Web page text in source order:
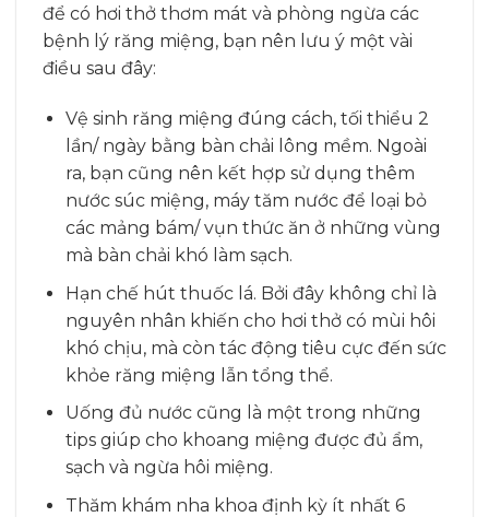
để có hơi thở thơm mát và phòng ngừa các
bệnh lý răng miệng, bạn nên lưu ý một vài
điều sau đây:
Vệ sinh răng miệng đúng cách, tối thiểu 2
lần/ ngày bằng bàn chải lông mềm. Ngoài
ra, bạn cũng nên kết hợp sử dụng thêm
nước súc miệng, máy tăm nước để loại bỏ
các mảng bám/ vụn thức ăn ở những vùng
mà bàn chải khó làm sạch.
Hạn chế hút thuốc lá. Bởi đây không chỉ là
nguyên nhân khiến cho hơi thở có mùi hôi
khó chịu, mà còn tác động tiêu cực đến sức
khỏe răng miệng lẫn tổng thể.
Uống đủ nước cũng là một trong những
tips giúp cho khoang miệng được đủ ẩm,
sạch và ngừa hôi miệng.
Thăm khám nha khoa định kỳ ít nhất 6